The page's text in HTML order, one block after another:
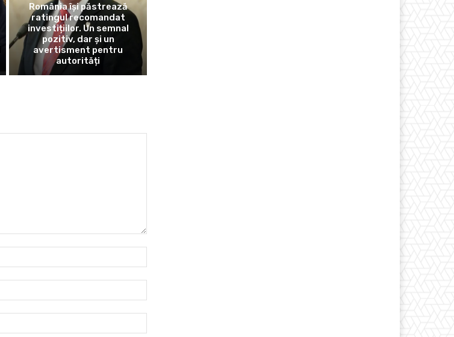
România își păstrează
ratingul recomandat
investițiilor. Un semnal
pozitiv, dar și un
avertisment pentru
autorități